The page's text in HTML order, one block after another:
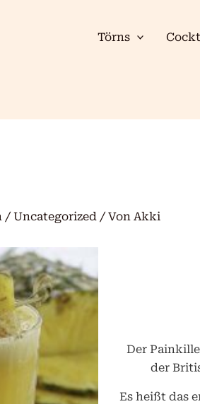
Törns
/ Uncategorized/ Von Akki
Der
der
Es heißt das